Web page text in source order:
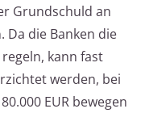
Grundschuld an
Da die Banken die
kann fast
werden, bei
EUR bewegen